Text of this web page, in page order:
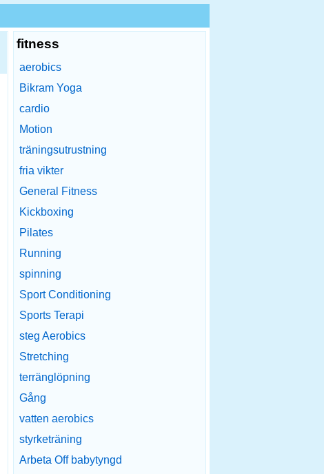
fitness
aerobics
Bikram Yoga
cardio
Motion
träningsutrustning
fria vikter
General Fitness
Kickboxing
Pilates
Running
spinning
Sport Conditioning
Sports Terapi
steg Aerobics
Stretching
terränglöpning
Gång
vatten aerobics
styrketräning
Arbeta Off babytyngd